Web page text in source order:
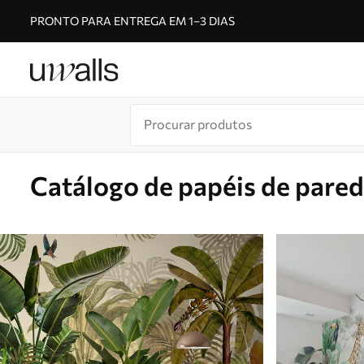
PRONTO PARA ENTREGA EM 1–3 DIAS
Catálogo de papéis de